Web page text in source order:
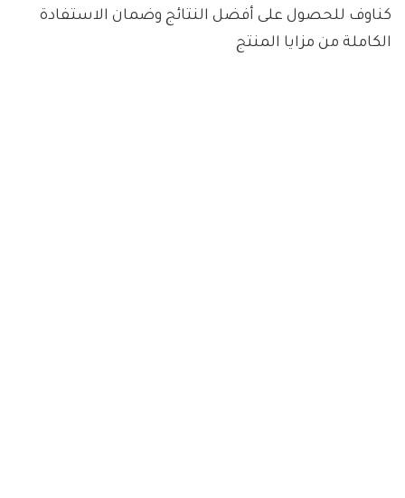
كناوف للحصول على أفضل النتائج وضمان الاستفادة
الكاملة من مزايا المنتج